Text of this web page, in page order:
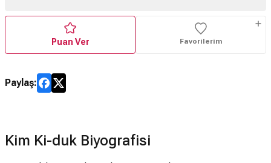
Puan Ver Favorilerim
Paylaş:
Kim Ki-duk Biyografisi